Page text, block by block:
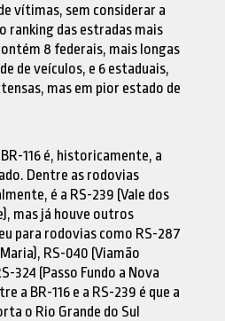
vítimas, sem considerar a
ranking das estradas mais
8 federais, mais longas
de veículos, e 6 estaduais,
mas em pior estado de
116 é, historicamente, a
Dentre as rodovias
é a RS-239 (Vale dos
mas já houve outros
para rodovias como RS-287
RS-040 (Viamão
324 (Passo Fundo a Nova
a BR-116 e a RS-239 é que a
o Rio Grande do Sul